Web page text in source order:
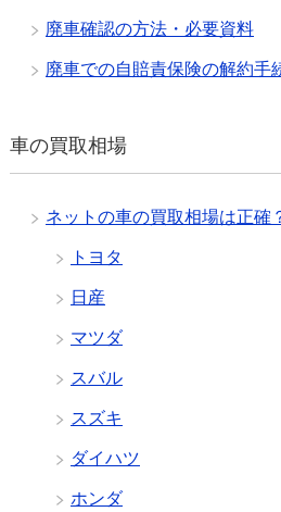
廃車確認の方法・必要資料
廃車での自賠責保険の解約手
車の買取相場
ネットの車の買取相場は正確
トヨタ
日産
マツダ
スバル
スズキ
ダイハツ
ホンダ